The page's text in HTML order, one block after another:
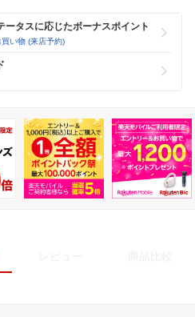
ータスに応じたボーナスポイント
い物 (来店予約)